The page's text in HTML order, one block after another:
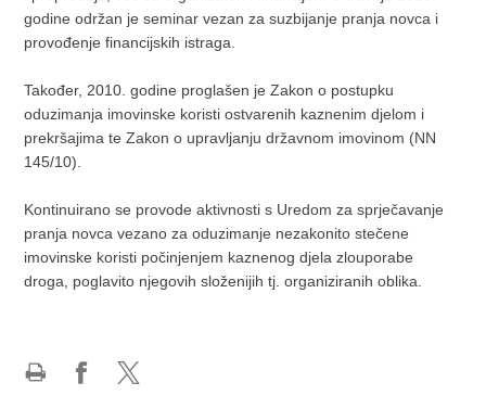
godine održan je seminar vezan za suzbijanje pranja novca i
provođenje financijskih istraga.
Također, 2010. godine proglašen je Zakon o postupku
oduzimanja imovinske koristi ostvarenih kaznenim djelom i
prekršajima te Zakon o upravljanju državnom imovinom (NN
145/10).
Kontinuirano se provode aktivnosti s Uredom za sprječavanje
pranja novca vezano za oduzimanje nezakonito stečene
imovinske koristi počinjenjem kaznenog djela zlouporabe
droga, poglavito njegovih složenijih tj. organiziranih oblika.